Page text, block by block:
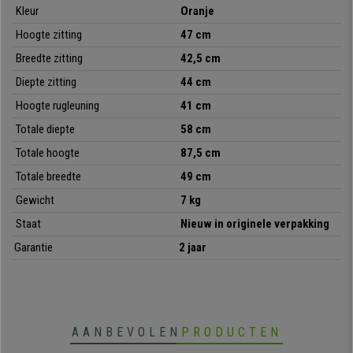
exclusief aan
tot bij u thuis of op kantoor!
• Zitting bekleed met zacht kunstleder
• Modern en elegant ontwerp
Poten in beukenhout
• Bestand tegen een gewicht tot 130 kg
Kleur
Oranje
Hoogte zitting
47 cm
Breedte zitting
42,5 cm
Diepte zitting
44 cm
Hoogte rugleuning
41 cm
Totale diepte
58 cm
Totale hoogte
87,5 cm
Totale breedte
49 cm
Gewicht
7 kg
Staat
Nieuw in originele verpakking
Garantie
2 jaar
AANBEVOLEN PRODUCTEN